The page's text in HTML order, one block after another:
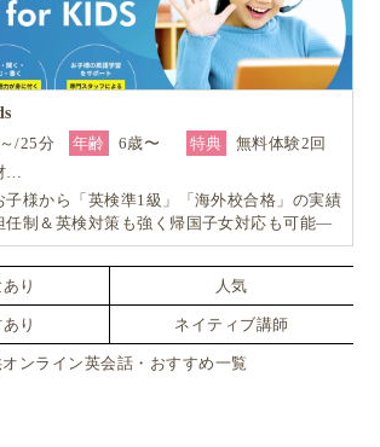
/25分 年齢 6歳〜 特典
無料体験2回
…
子様から「英検準1級」「海外校合格」の実績
任制＆英検対策も強く帰国子女対応も可能―
本格英会話『Brightly for Kids｜ブライトリ
り
人気
り ネイティブ講師
ンライン英会話・おすすめ一覧